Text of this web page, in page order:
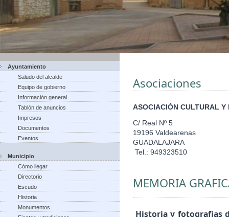
Ayuntamiento
Saludo del alcalde
Equipo de gobierno
Información general
Tablón de anuncios
Impresos
Documentos
Eventos
Municipio
Cómo llegar
Directorio
Escudo
Historia
Monumentos
Asociaciones
ASOCIACIÓN CULTURAL Y
C/ Real Nº 5
19196 Valdearenas
GUADALAJARA
Tel.: 949323510
MEMORIA
Historia y fotografias